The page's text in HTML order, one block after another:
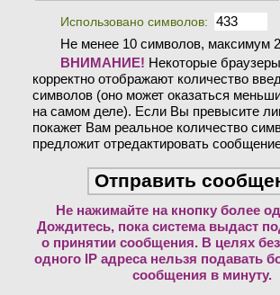
Использовано символов:
Не менее 10 символов, максимум
ВНИМАНИЕ! Некоторые
корректно отображают количество
символов (оно может оказаться
на самом деле). Если Вы превысите
покажет Вам реальное количество
предложит отредактировать
Не нажимайте на кнопку более
Дождитесь, пока система выдаст
о принятии сообщения. В целях
одного IP адреса нельзя подавать
сообщения в минуту.